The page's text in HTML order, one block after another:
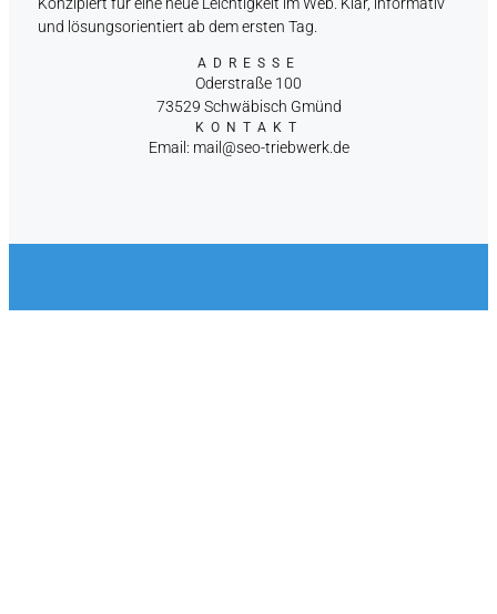
Konzipiert für eine neue Leichtigkeit im Web. Klar, informativ
und lösungsorientiert ab dem ersten Tag.
ADRESSE
Oderstraße 100
73529 Schwäbisch Gmünd
KONTAKT
Email: mail@seo-triebwerk.de